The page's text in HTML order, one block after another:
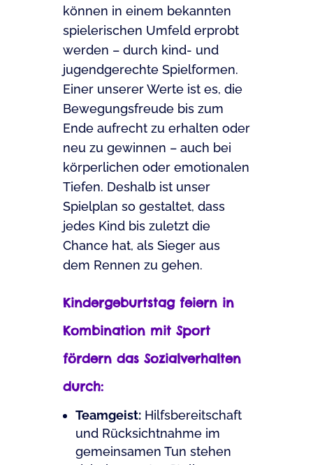
können in einem bekannten
spielerischen Umfeld erprobt
werden – durch kind- und
jugendgerechte Spielformen.
Einer unserer Werte ist es, die
Bewegungsfreude bis zum
Ende aufrecht zu erhalten oder
neu zu gewinnen – auch bei
körperlichen oder emotionalen
Tiefen. Deshalb ist unser
Spielplan so gestaltet, dass
jedes Kind bis zuletzt die
Chance hat, als Sieger aus
dem Rennen zu gehen.
Kindergeburtstag feiern in
Kombination mit Sport
fördern das Sozialverhalten
durch:
Teamgeist:Hilfsbereitschaft
und Rücksichtnahme im
gemeinsamen Tun stehen